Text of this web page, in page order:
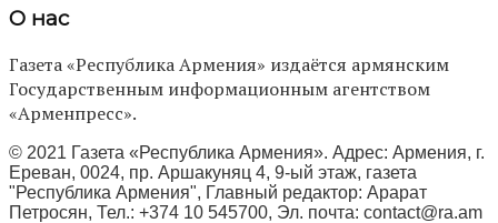
О нас
Газета «Республика Армения» издаётся армянским
Государственным информационным агентством
«Арменпресс».
© 2021 Газета «Республика Армения». Адрес: Армения, г.
Ереван, 0024, пр. Аршакуняц 4, 9-ый этаж, газета
"Республика Армения", Главный редактор: Арарат
Петросян, Тел.: +374 10 545700, Эл. почта: contact@ra.am